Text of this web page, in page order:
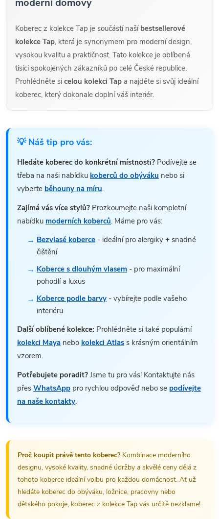
moderní domovy
Koberec z kolekce Tap je součástí naší bestsellerové
kolekce Tap, která je synonymem pro moderní design,
vysokou kvalitu a praktičnost. Tato kolekce je oblíbená
tisíci spokojených zákazníků po celé České republice.
Prohlédněte si celou kolekci Tap a najděte si svůj ideální
koberec, který dokonale doplní váš interiér.
💡 Náš tip pro vás:
Hledáte koberec do konkrétní místnosti? Podívejte se
třeba na naši nabídku koberců do obýváku nebo si
vyberte běhouny na míru.
Zajímá vás více stylů? Prozkoumejte naši kompletní
nabídku moderních koberců. Máme pro vás:
Bezvlasé koberce - ideální pro alergiky + snadné
čištění
Koberce s dlouhým vlasem - pro maximální
pohodlí a luxus
Koberce podle barvy - vybírejte podle vašeho
interiéru
Další oblíbené kolekce: Prohlédněte si také populární
kolekci Maya nebo kolekci Atlas s krásným orientálním
vzorem.
Potřebujete poradit? Jsme tu pro vás! Kontaktujte nás
přes WhatsApp pro rychlou odpověď nebo se podívejte
na naše kontakty.
Proč koupit právě tento koberec?Kombinace moderního
designu, vysoké kvality, snadné údržby a skvělé ceny dělá z
tohoto koberce ideální volbu pro každou domácnost. Ať už
hledáte koberec do obýváku, ložnice, pracovny nebo
dětského pokoje, koberec z kolekce Tap vás určitě nezklame!